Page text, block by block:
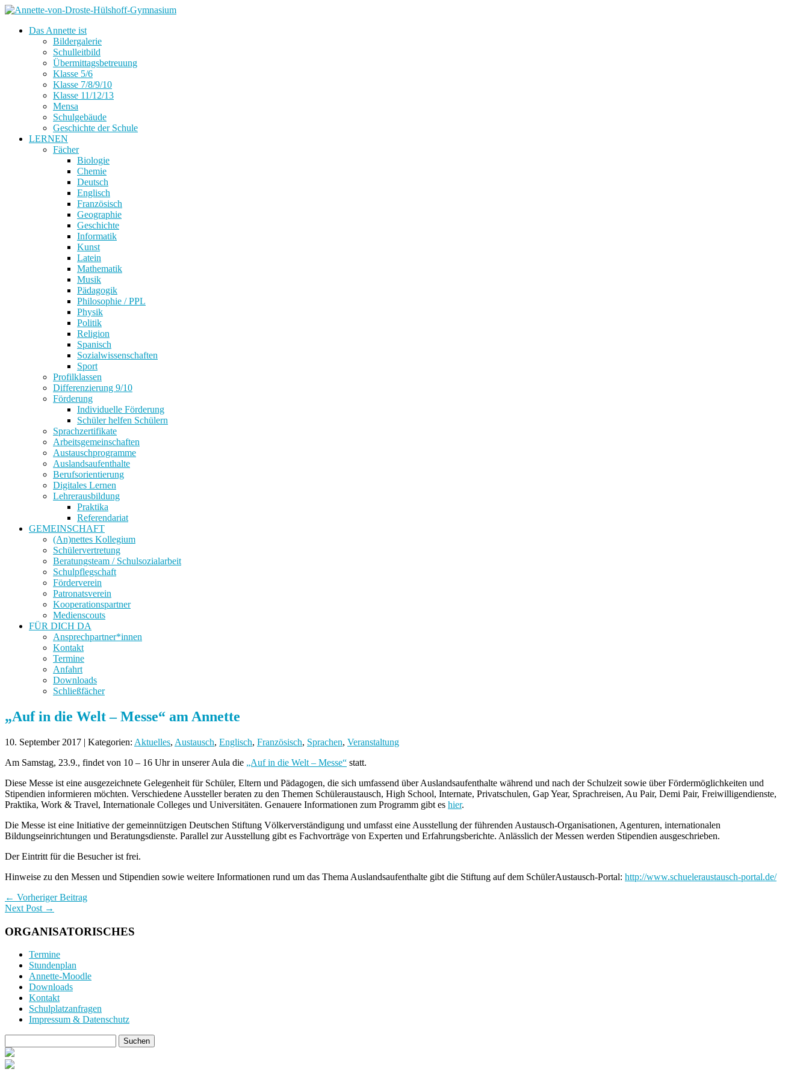
Das Annette ist
Bildergalerie
Schulleitbild
Übermittagsbetreuung
Klasse 5/6
Klasse 7/8/9/10
Klasse 11/12/13
Mensa
Schulgebäude
Geschichte der Schule
LERNEN
Fächer
Biologie
Chemie
Deutsch
Englisch
Französisch
Geographie
Geschichte
Informatik
Kunst
Latein
Mathematik
Musik
Pädagogik
Philosophie / PPL
Physik
Politik
Religion
Spanisch
Sozialwissenschaften
Sport
Profilklassen
Differenzierung 9/10
Förderung
Individuelle Förderung
Schüler helfen Schülern
Sprachzertifikate
Arbeitsgemeinschaften
Austauschprogramme
Auslandsaufenthalte
Berufsorientierung
Digitales Lernen
Lehrerausbildung
Praktika
Referendariat
GEMEINSCHAFT
(An)nettes Kollegium
Schülervertretung
Beratungsteam / Schulsozialarbeit
Schulpflegschaft
Förderverein
Patronatsverein
Kooperationspartner
Medienscouts
FÜR DICH DA
Ansprechpartner*innen
Kontakt
Termine
Anfahrt
Downloads
Schließfächer
„Auf in die Welt – Messe“ am Annette
10. September 2017 | Kategorien: Aktuelles, Austausch, Englisch, Französisch, Sprachen, Veranstaltung
Am Samstag, 23.9., findet von 10 – 16 Uhr in unserer Aula die „Auf in die Welt – Messe“ statt.
Diese Messe ist eine ausgezeichnete Gelegenheit für Schüler, Eltern und Pädagogen, die sich umfassend über Auslandsaufenthalte während und nach der Schulzeit sowie über Fördermöglichkeiten und
Stipendien informieren möchten. Verschiedene Aussteller beraten zu den Themen Schüleraustausch, High School, Internate, Privatschulen, Gap Year, Sprachreisen, Au Pair, Demi Pair, Freiwilligendienste,
Praktika, Work & Travel, Internationale Colleges und Universitäten. Genauere Informationen zum Programm gibt es hier.
Die Messe ist eine Initiative der gemeinnützigen Deutschen Stiftung Völkerverständigung und umfasst eine Ausstellung der führenden Austausch-Organisationen, Agenturen, internationalen
Bildungseinrichtungen und Beratungsdienste. Parallel zur Ausstellung gibt es Fachvorträge von Experten und Erfahrungsberichte. Anlässlich der Messen werden Stipendien ausgeschrieben.
Der Eintritt für die Besucher ist frei.
Hinweise zu den Messen und Stipendien sowie weitere Informationen rund um das Thema Auslandsaufenthalte gibt die Stiftung auf dem SchülerAustausch-Portal: http://www.schueleraustausch-portal.de/
← Vorheriger Beitrag
Next Post →
ORGANISATORISCHES
Termine
Stundenplan
Annette-Moodle
Downloads
Kontakt
Schulplatzanfragen
Impressum & Datenschutz